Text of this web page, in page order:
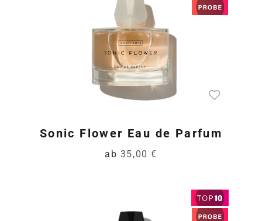
Sonic Flower Eau de Parfum
ab 35,00 €